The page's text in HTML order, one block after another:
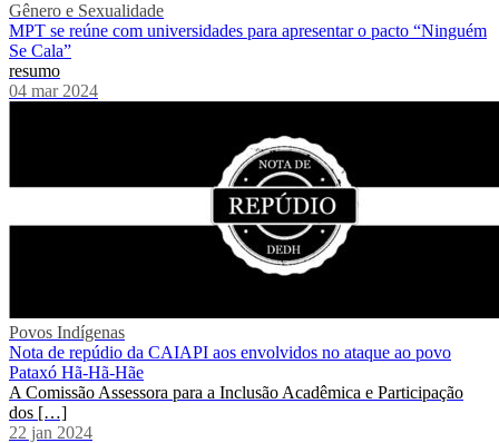
Gênero e Sexualidade
MPT se reúne com universidades para apresentar o pacto “Ninguém
Se Cala”
resumo
04 mar 2024
Povos Indígenas
Nota de repúdio da CAIAPI aos envolvidos no ataque ao povo
Pataxó Hã-Hã-Hãe
A Comissão Assessora para a Inclusão Acadêmica e Participação
dos […]
22 jan 2024